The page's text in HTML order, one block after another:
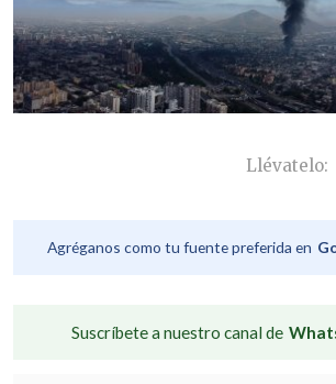
Llévatelo:
Agréganos como tu fuente preferida en
Suscríbete a nuestro canal de